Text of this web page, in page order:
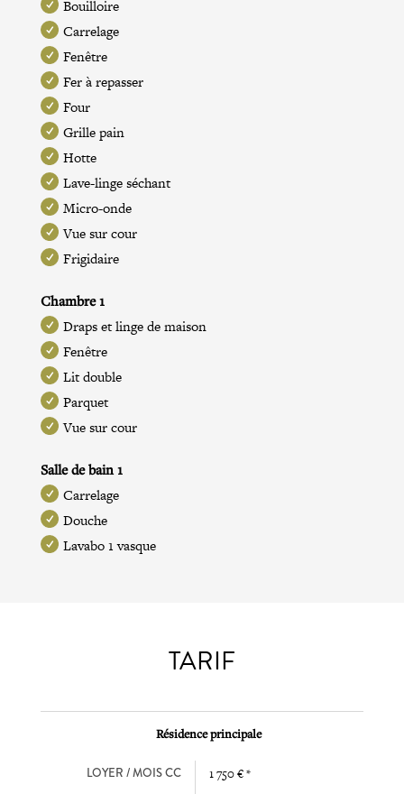
Bouilloire
Carrelage
Fenêtre
Fer à repasser
Four
Grille pain
Hotte
Lave-linge séchant
Micro-onde
Vue sur cour
Frigidaire
Chambre 1
Draps et linge de maison
Fenêtre
Lit double
Parquet
Vue sur cour
Salle de bain 1
Carrelage
Douche
Lavabo 1 vasque
TARIF
Résidence principale
LOYER / MOIS CC 1 750 € *